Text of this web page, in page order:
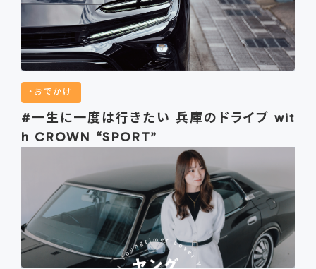
おでかけ
#一生に一度は行きたい 兵庫のドライブ wit
h CROWN “SPORT”